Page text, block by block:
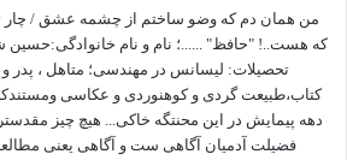
در زیر تعدای عکس از صعودهای مختلف
این قله داشتم و مربوط به فصول مختلف
کردم و درقاب خاطرات به نمایش میگذارم
من همان دم که وضو ساختم از چشمه عشق / چار
که هست..! "حافظ" ......؛ نام و نام خانوادگی:حسین
تحصیلات: لیسانس در مهندسی؛ متاهل ، پدر و
کتاب،طبیعت گردی و کوهنوردی و عکاسی
دهه پیمایش در این محنتگه خاکی... هیچ چیز
فضیلت آدمیان آگاهی ست و آگاهی یعنی